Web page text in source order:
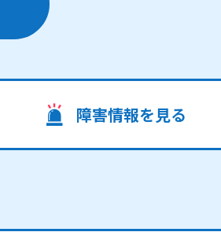
障害情報を見る